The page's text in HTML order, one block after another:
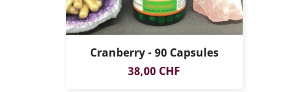
Cranberry - 90 Capsules
Prix
38,00 CHF